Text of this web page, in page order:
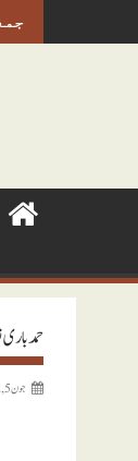
حمد
جون 5, 2022